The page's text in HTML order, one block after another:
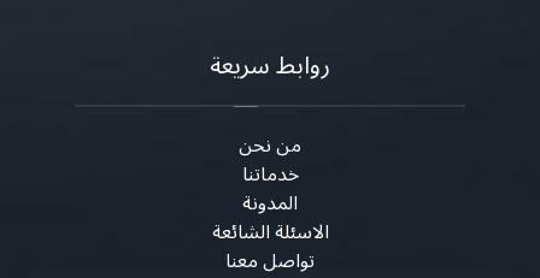
روابط سريعة
من نحن
خدماتنا
المدونة
الاسئلة الشائعة
تواصل معنا